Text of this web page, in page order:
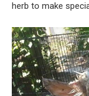
herb to make